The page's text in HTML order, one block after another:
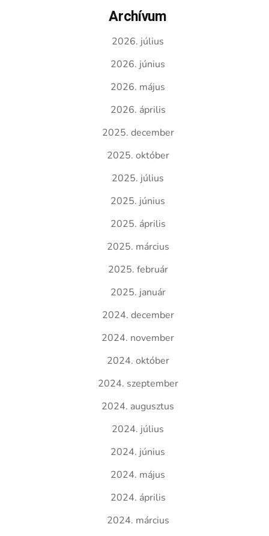
Archívum
2026. július
2026. június
2026. május
2026. április
2025. december
2025. október
2025. július
2025. június
2025. április
2025. március
2025. február
2025. január
2024. december
2024. november
2024. október
2024. szeptember
2024. augusztus
2024. július
2024. június
2024. május
2024. április
2024. március